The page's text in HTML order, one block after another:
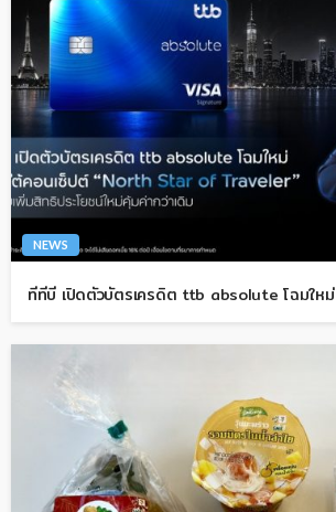
NEWS
ทีทีบี เปิดตัวบัตรเครดิต ttb absolute โฉมใหม่